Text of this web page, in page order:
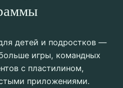
детей и подростков —
игры, командных
с пластилином,
приложениями.